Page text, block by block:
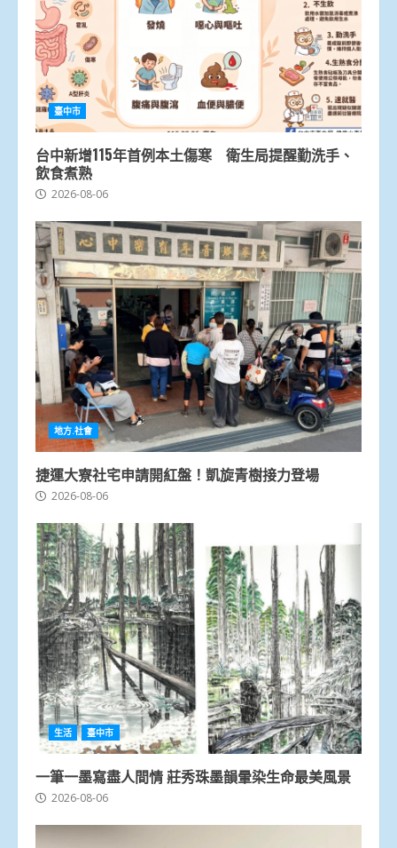
臺中市
台中新增115年首例本土傷寒 衛生局提醒勤洗手、
飲食煮熟
2026-08-06
地方.社會
捷運大寮社宅申請開紅盤！凱旋青樹接力登場
2026-08-06
生活 臺中市
一筆一墨寫盡人間情 莊秀珠墨韻暈染生命最美風景
2026-08-06